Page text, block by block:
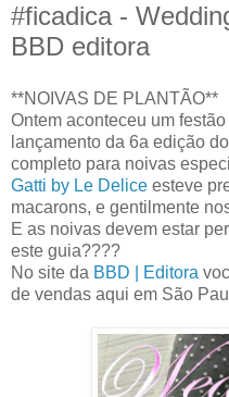
#ficadica -
BBD editora
**NOIVAS DE PLANTÃO**
Ontem aconteceu um
lançamento da 6a edição do
completo para noivas
Gatti by Le Delice esteve
macarons, e gentilmente
E as noivas devem estar
este guia????
No site da BBD | Editora
de vendas aqui em São